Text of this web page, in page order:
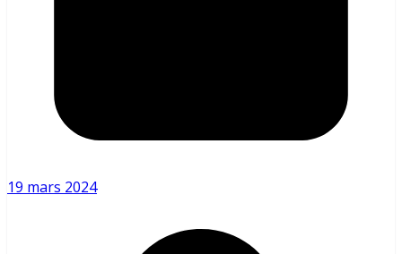
19 mars 2024